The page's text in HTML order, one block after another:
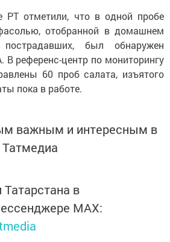
РТ отметили, что в одной пробе
отобранной в домашнем
был обнаружен
В референс-центр по мониторингу
60 проб салата, изъятого
пока в работе.
важным и интересным в
Татмедиа
Татарстана в
MАХ: